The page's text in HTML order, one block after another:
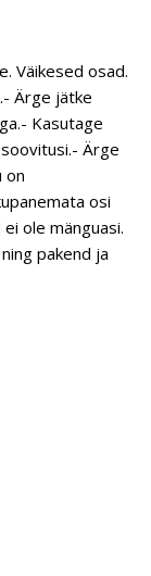
Väikesed osad.
Ärge jätke
Kasutage
Ärge
on
osi
ole mänguasi.
pakend ja